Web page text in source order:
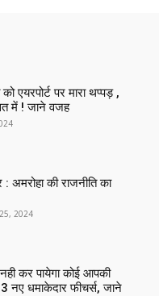
एयरपोर्ट पर मारा थप्पड़ ,
में ! जाने वजह
अमरोहा की राजनीति का
2024
कर पायेगा कोई आपकी
नए धमाकेदार फीचर्स, जाने